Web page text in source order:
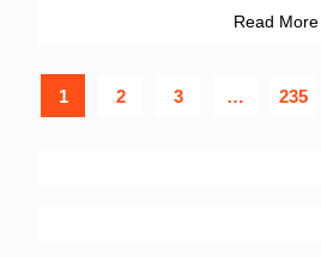
Read More
1 2 3 … 235